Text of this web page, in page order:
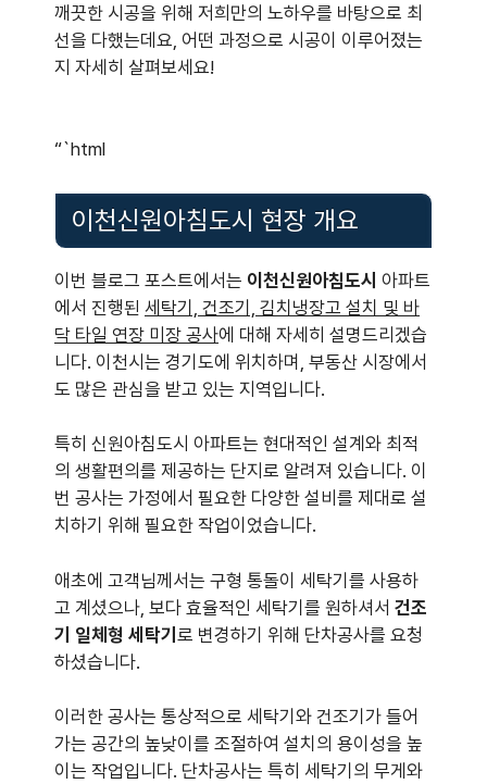
깨끗한 시공을 위해 저희만의 노하우를 바탕으로 최
선을 다했는데요, 어떤 과정으로 시공이 이루어졌는
지 자세히 살펴보세요!
“`html
이천신원아침도시 현장 개요
이번 블로그 포스트에서는 이천신원아침도시 아파트
에서 진행된 세탁기, 건조기, 김치냉장고 설치 및 바
닥 타일 연장 미장 공사에 대해 자세히 설명드리겠습
니다. 이천시는 경기도에 위치하며, 부동산 시장에서
도 많은 관심을 받고 있는 지역입니다.
특히 신원아침도시 아파트는 현대적인 설계와 최적
의 생활편의를 제공하는 단지로 알려져 있습니다. 이
번 공사는 가정에서 필요한 다양한 설비를 제대로 설
치하기 위해 필요한 작업이었습니다.
애초에 고객님께서는 구형 통돌이 세탁기를 사용하
고 계셨으나, 보다 효율적인 세탁기를 원하셔서 건조
기 일체형 세탁기 로 변경하기 위해 단차공사를 요청
하셨습니다.
이러한 공사는 통상적으로 세탁기와 건조기가 들어
가는 공간의 높낮이를 조절하여 설치의 용이성을 높
이는 작업입니다. 단차공사는 특히 세탁기의 무게와